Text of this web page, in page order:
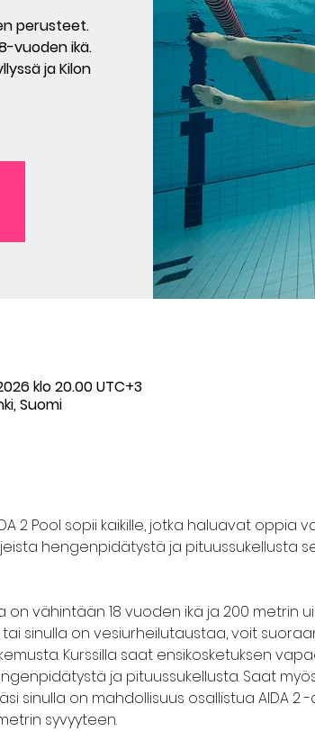
perusteet.
vuoden ikä.
ja Kilon
klo 20.00 UTC+3
Suomi
2 Pool sopii kaikille, jotka haluavat oppia
hengenpidätystä ja pituussukellusta
on vähintään 18 vuoden ikä ja 200 metrin
sinulla on vesiurheilutaustaa, voit suoraan
Kurssilla saat ensikosketuksen
ja pituussukellusta. Saat
sinulla on mahdollisuus osallistua AIDA 2
syvyyteen.